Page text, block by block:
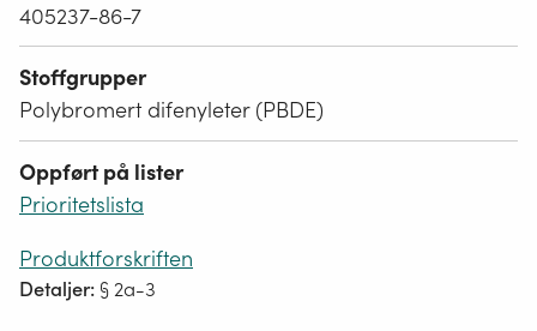
405237-86-7
Stoffgrupper
Polybromert difenyleter (PBDE)
Oppført på lister
Prioritetslista
Produktforskriften
Detaljer: § 2a-3